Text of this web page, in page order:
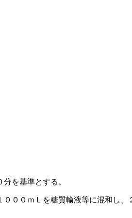
を基準とする。
００ｍＬを糖質輸液等に混和し、